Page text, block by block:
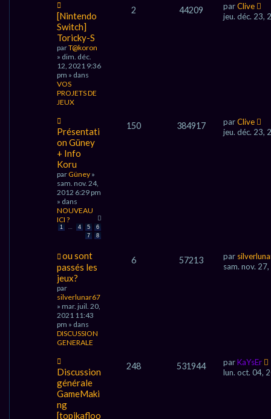
g
e
o
u
v
e
a
u
m
e
s
s
a
[Nintendo
Switch]
Toricky-S
parT@koron
» dim. déc.
12, 2021 9:36
pm » dans
VOS
PROJETS DE
JEUX
2 44209 parClive
jeu. déc. 23,
o
u
v
e
a
u
m
e
s
s
a
g
Présentati
on Güney
+ Info
Koru
parGüney »
sam. nov. 24,
2012 6:29 pm
» dans
NOUVEAU
ICI ?
1 … 4 5
6
7
8
150 384917 parClive
jeu. déc. 23,
N
u
v
e
a
u
m
e
s
s
e
ou sont
passés les
jeux?
par
silverlunar67
» mar. juil. 20,
2021 11:43
pm » dans
DISCUSSION
GENERALE
6 57213 par
sam. nov.
o
u
v
e
a
u
Discussion
générale
GameMaki
ng
[topikafloo
248 531944 parKaYsEr
lun. oct. 04,